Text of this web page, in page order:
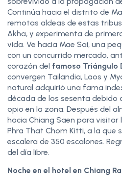
Continúa hacia el distrito de
remotas aldeas de estas
Akha, y experimenta de
vida. Ve hacia Mae Sai, una
con un concurrido mercado,
corazón del famoso Triángulo
convergen Tailandia, Laos y
natural adquirió una fama
década de los sesenta debido
opio en la zona. Después del
hacia Chiang Saen para visitar
Phra That Chom Kitti, a la que
escalera de 350 escalones.
del día libre.
Noche en el hotel en Chiang